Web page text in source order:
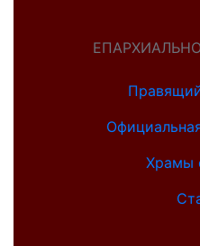
Храмы